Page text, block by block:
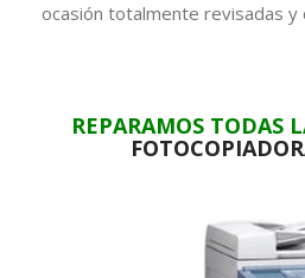
ocasión totalmente revisadas y
REPARAMOS TODAS